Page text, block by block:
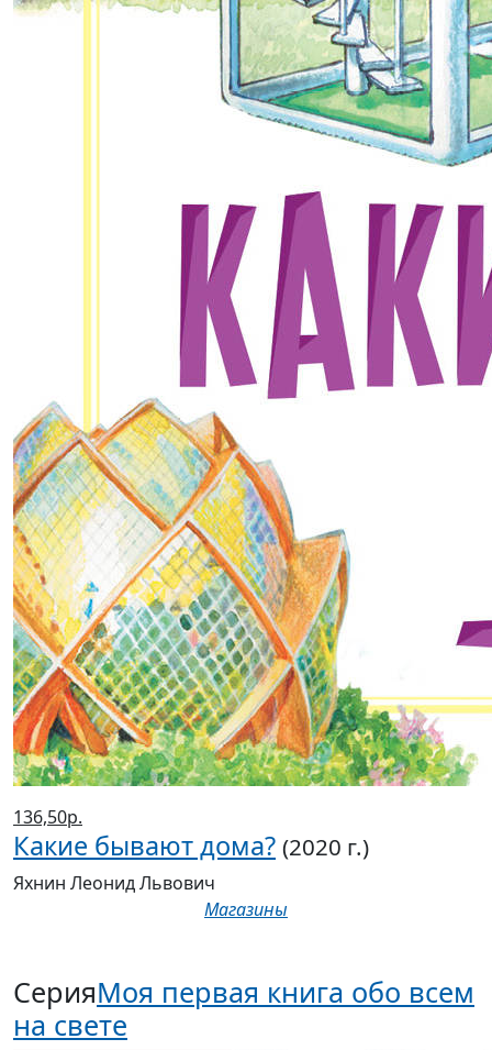
136,50р.
Какие бывают дома? (2020 г.)
Яхнин Леонид Львович
Магазины
СерияМоя первая книга обо всем
на свете